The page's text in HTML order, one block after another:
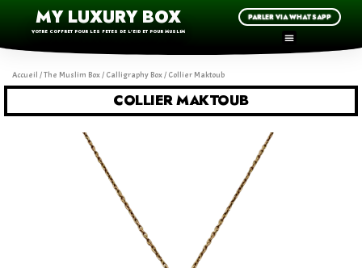
MY LUXURY BOX
VOTRE COFFRET POUR LES FETES DE L'EID ET POUR MUSLIM
PARLER VIA WHATSAPP
Accueil /The Muslim Box/ Calligraphy Box/ Collier Maktoub
COLLIER MAKTOUB